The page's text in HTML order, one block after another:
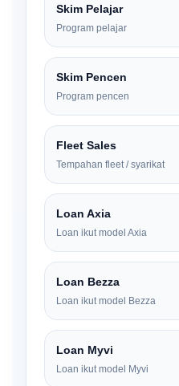
Skim Pelajar
Program pelajar
Skim Pencen
Program pencen
Fleet Sales
Tempahan fleet / syarikat
Loan Axia
Loan ikut model Axia
Loan Bezza
Loan ikut model Bezza
Loan Myvi
Loan ikut model Myvi